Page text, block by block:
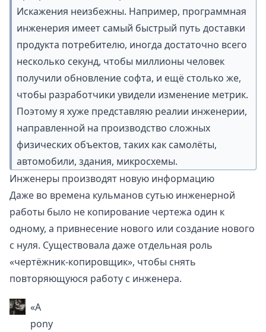
Искажения неизбежны. Например, программная
инженерия имеет самый быстрый путь доставки
продукта потребителю, иногда достаточно всего
несколько секунд, чтобы миллионы человек
получили обновление софта, и ещё столько же,
чтобы разработчики увидели изменение метрик.
Поэтому я хуже представляю реалии инженерии,
направленной на производство сложных
физических объектов, таких как самолёты,
автомобили, здания, микросхемы.
Инженеры производят новую информацию
Даже во времена кульманов сутью инженерной
работы было не копирование чертежа один к
одному, а привнесение нового или создание нового
с нуля. Существовала даже отдельная роль
«чертёжник-копировщик», чтобы снять
повторяющуюся работу с инженера.
«A
pony